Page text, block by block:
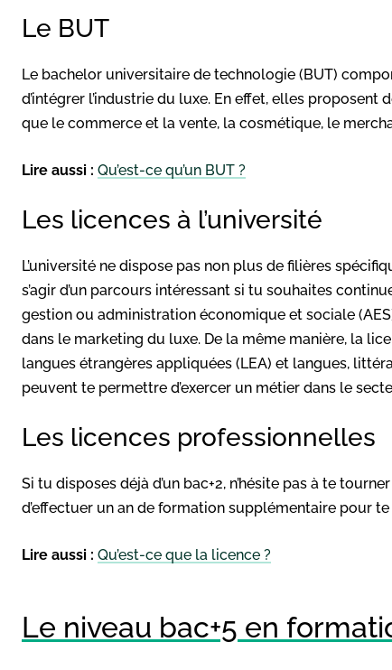
Le BUT
Le bachelor universitaire de technologie (BUT)
d’intégrer l’industrie du luxe. En effet, elles
que le commerce et la vente, la cosmétique, le
Lire aussi : Qu’est-ce qu’un BUT ?
Les licences à l’université
L’université ne dispose pas non plus de filières
s’agir d’un parcours intéressant si tu souhaites
gestion ou administration économique et sociale
dans le marketing du luxe. De la même manière, la
langues étrangères appliquées (LEA) et langues,
peuvent te permettre d’exercer un métier dans le
Les licences professionnelles
Si tu disposes déjà d’un bac+2, n’hésite pas à te
d’effectuer un an de formation supplémentaire pour
Lire aussi : Qu’est-ce que la licence ?
Le niveau bac+5 en